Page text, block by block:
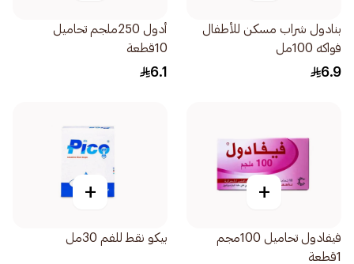
بنادول شراب مسكن للأطفال
فواكه 100مل
6.9
أدول 250ملجم تحاميل
10قطعة
6.1
+
فيفادول تحاميل 100مجم
1قطعة
+
بيكو نقط للفم 30مل